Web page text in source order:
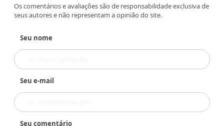
Os comentários e avaliações são de responsabilidade exclusiva de
seus autores e não representam a opinião do site.
Seu nome
Seu e-mail
Seu comentário